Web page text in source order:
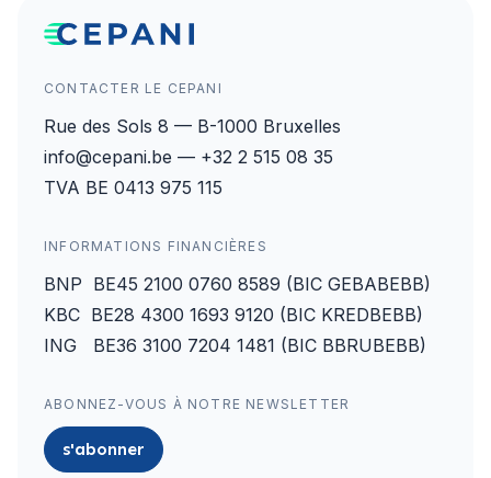
CONTACTER LE CEPANI
Rue des Sols 8 — B-1000 Bruxelles
info@cepani.be — +32 2 515 08 35
TVA BE 0413 975 115
INFORMATIONS FINANCIÈRES
BNP BE45 2100 0760 8589 (BIC GEBABEBB)
KBC BE28 4300 1693 9120 (BIC KREDBEBB)
ING BE36 3100 7204 1481 (BIC BBRUBEBB)
ABONNEZ-VOUS À NOTRE NEWSLETTER
s'abonner